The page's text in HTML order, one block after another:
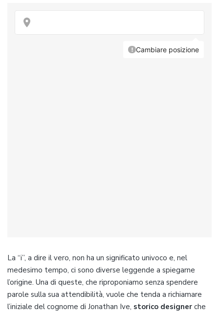
La “i”, a dire il vero, non ha un significato univoco e, nel
medesimo tempo, ci sono diverse leggende a spiegarne
l’origine. Una di queste, che riproponiamo senza spendere
parole sulla sua attendibilità, vuole che tenda a richiamare
l’iniziale del cognome di Jonathan Ive, storico designer che